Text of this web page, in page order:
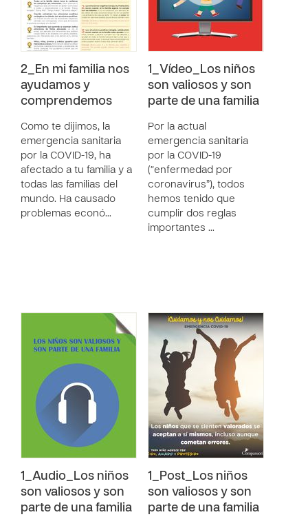
2_En mi familia nos
ayudamos y
comprendemos
Como te dijimos, la
emergencia sanitaria
por la COVID-19, ha
afectado a tu familia y a
todas las familias del
mundo. Ha causado
problemas econó…
1_Vídeo_Los niños
son valiosos y son
parte de una familia
Por la actual
emergencia sanitaria
por la COVID-19
(“enfermedad por
coronavirus”), todos
hemos tenido que
cumplir dos reglas
importantes …
1_Audio_Los niños
son valiosos y son
parte de una familia
1_Post_Los niños
son valiosos y son
parte de una familia